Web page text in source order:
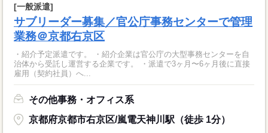
[一般派遣]
サブリーダー募集／官公庁事務センターで管理
業務＠京都右京区
・紹介予定派遣です。 ・紹介企業は官公庁の大型事務センターを自
治体から受託し運営する企業です。 ・派遣で3ヶ月〜6ヶ月後に直接
雇用（契約社員）へ...
その他事務・オフィス系
京都府京都市右京区/嵐電天神川駅（徒歩 1分）